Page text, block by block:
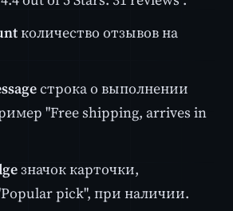
количество отзывов на
строка о выполнении
"Free shipping, arrives in
значок карточки,
pick", при наличии.